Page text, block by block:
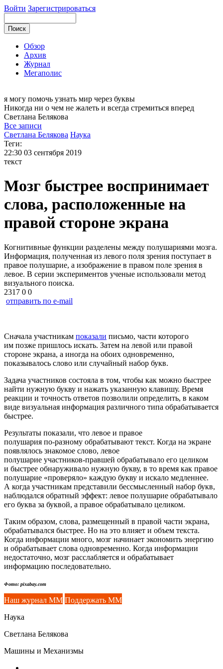
Войти Зарегистрироваться
Обзор
Архив
Журнал
Мегаполис
я могу помочь узнать мир через буквы
Никогда ни о чем не жалеть и всегда стремиться вперед
Светлана Белякова
Все записи
Светлана Белякова Наука
Теги:
22:30 03 сентября 2019
текст
Мозг быстрее воспринимает
слова, расположенные на
правой стороне экрана
Когнитивные функции разделены между полушариями мозга.
Информация, полученная из левого поля зрения поступает в
правое полушарие, а изображение в правом поле зрения в
левое. В серии экспериментов ученые использовали метод
визуального поиска.
2317 0 0
отправить по e-mail
Сначала участникам показали письмо, части которого
им позже пришлось искать. Затем на левой или правой
стороне экрана, а иногда на обоих одновременно,
показывалось слово или случайный набор букв.
Задача участников состояла в том, чтобы как можно быстрее
найти нужную букву и нажать указанную клавишу. Время
реакции и точность ответов позволили определить, в каком
виде визуальная информация различного типа обрабатывается
быстрее.
Результаты показали, что левое и правое
полушария по-разному обрабатывают текст. Когда на экране
появлялось знакомое слово, левое
полушарие участников-правшей обрабатывало его целиком
и быстрее обнаруживало нужную букву, в то время как правое
полушарие «проверяло» каждую букву и искало медленнее.
А когда участникам представили бессмысленный набор букв,
наблюдался обратный эффект: левое полушарие обрабатывало
его буква за буквой, а правое обрабатывало целиком.
Таким образом, слова, размещенный в правой части экрана,
обрабатывался быстрее. Но на это влияет и объем текста.
Когда информации много, мозг начинает экономить энергию
и обрабатывает слова одновременно. Когда информации
недостаточно, мозг расслабляется и обрабатывает
информацию последовательно.
Фото: pixabay.com
Наш журнал ММ Поддержать ММ
Наука
Светлана Белякова
Машины и Механизмы